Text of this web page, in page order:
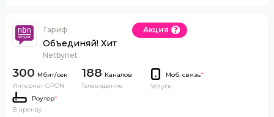
Тариф
Объединяй! Хит
Netbynet
Акция
300
Интернет GPON
188 Каналов
Телевидение
Моб. связь*
Услуги
Роутер*
В аренду